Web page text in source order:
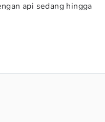
api sedang hingga